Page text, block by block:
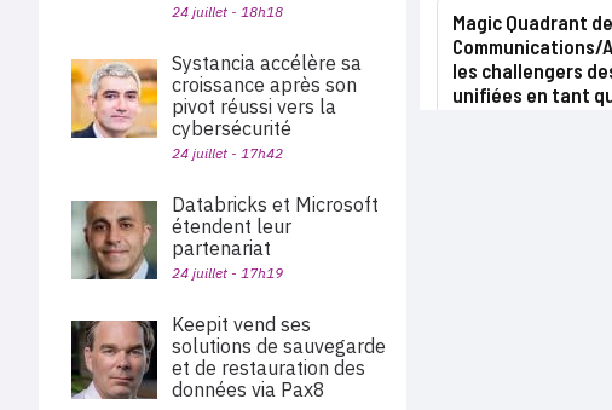
Magic Quadrant
Communications/
les challengers
unifiées en tant
24 juillet - 18h18
Systancia accélère sa
croissance après son
pivot réussi vers la
cybersécurité
24 juillet - 17h42
Databricks et Microsoft
étendent leur
partenariat
24 juillet - 17h19
Keepit vend ses
solutions de sauvegarde
et de restauration des
données via Pax8